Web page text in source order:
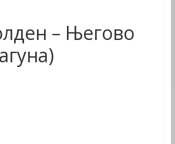
– Његово